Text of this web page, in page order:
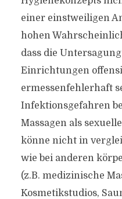
einer einstweiligen
hohen
dass die
Einrichtungen
ermessenfehlerhaft
Infektionsgefahren
Massagen als
könne nicht in
wie bei anderen
(z.B. medizinische
Kosmetikstudios,